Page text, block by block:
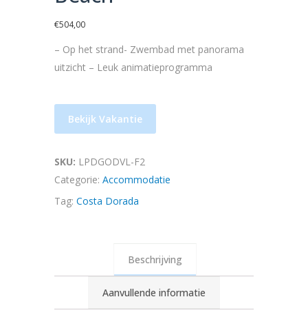
€504,00
– Op het strand- Zwembad met panorama
uitzicht – Leuk animatieprogramma
Bekijk Vakantie
SKU: LPDGODVL-F2
Categorie: Accommodatie
Tag: Costa Dorada
Beschrijving
Aanvullende informatie